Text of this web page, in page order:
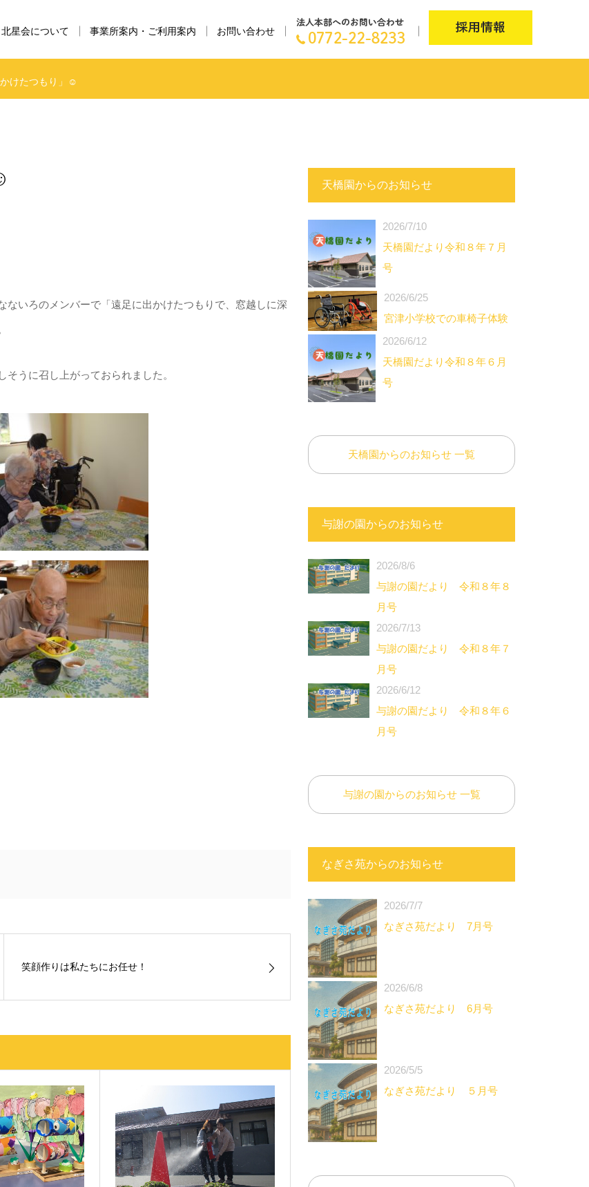
北星会について 事業所案内・ご利用案内 お問い合わせ
かけたつもり」☺
いろのメンバーで「遠足に出かけたつもりで、窓越しに深
うに召し上がっておられました。
笑顔作りは私たちにお任せ！
天橋園からのお知らせ
2026/7/10
天橋園だより令和８年７月
号
2026/6/25
宮津小学校での車椅子体験
2026/6/12
天橋園だより令和８年６月
号
天橋園からのお知らせ 一覧
与謝の園からのお知らせ
2026/8/6
与謝の園だより 令和８年８
月号
2026/7/13
与謝の園だより 令和８年７
月号
2026/6/12
与謝の園だより 令和８年６
月号
与謝の園からのお知らせ 一覧
なぎさ苑からのお知らせ
2026/7/7
なぎさ苑だより 7月号
2026/6/8
なぎさ苑だより 6月号
2026/5/5
なぎさ苑だより ５月号